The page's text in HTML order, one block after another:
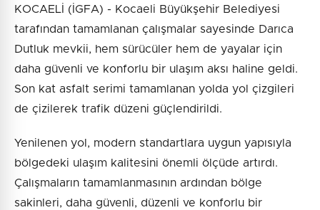
KOCAELİ (İGFA) - Kocaeli Büyükşehir Belediyesi
tarafından tamamlanan çalışmalar sayesinde Darıca
Dutluk mevkii, hem sürücüler hem de yayalar için
daha güvenli ve konforlu bir ulaşım aksı haline geldi.
Son kat asfalt serimi tamamlanan yolda yol çizgileri
de çizilerek trafik düzeni güçlendirildi.
Yenilenen yol, modern standartlara uygun yapısıyla
bölgedeki ulaşım kalitesini önemli ölçüde artırdı.
Çalışmaların tamamlanmasının ardından bölge
sakinleri, daha güvenli, düzenli ve konforlu bir